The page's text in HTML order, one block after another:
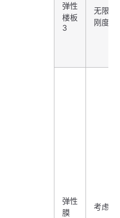
弹性
楼板
3
无限
刚度
弹性
膜
考虑